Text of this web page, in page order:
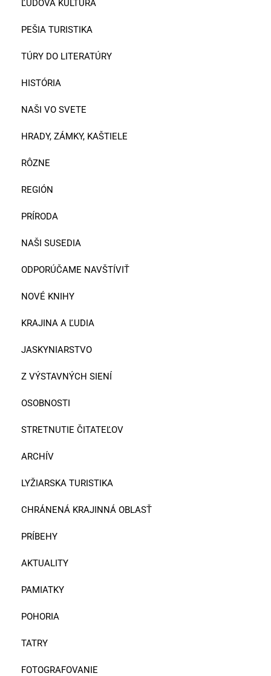
ĽUDOVÁ KULTÚRA
PEŠIA TURISTIKA
TÚRY DO LITERATÚRY
HISTÓRIA
NAŠI VO SVETE
HRADY, ZÁMKY, KAŠTIELE
RÔZNE
REGIÓN
PRÍRODA
NAŠI SUSEDIA
ODPORÚČAME NAVŠTÍVIŤ
NOVÉ KNIHY
KRAJINA A ĽUDIA
JASKYNIARSTVO
Z VÝSTAVNÝCH SIENÍ
OSOBNOSTI
STRETNUTIE ČITATEĽOV
ARCHÍV
LYŽIARSKA TURISTIKA
CHRÁNENÁ KRAJINNÁ OBLASŤ
PRÍBEHY
AKTUALITY
PAMIATKY
POHORIA
TATRY
FOTOGRAFOVANIE